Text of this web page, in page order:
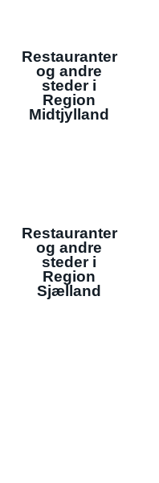
Restauranter
og andre
steder i
Region
Midtjylland
Restauranter
og andre
steder i
Region
Sjælland